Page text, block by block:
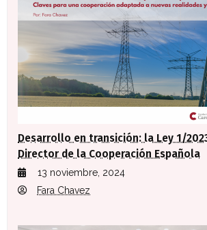
Desarrollo en transición: la Ley 1/
Director de la Cooperación Española
13 noviembre, 2024
Fara Chavez